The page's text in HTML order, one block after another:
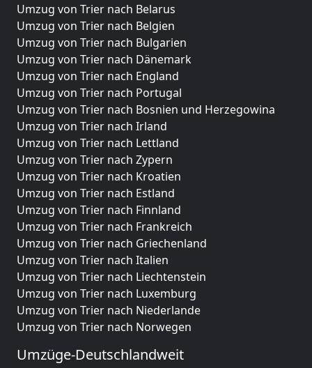
Umzug von Trier nach Belarus
Umzug von Trier nach Belgien
Umzug von Trier nach Bulgarien
Umzug von Trier nach Dänemark
Umzug von Trier nach England
Umzug von Trier nach Portugal
Umzug von Trier nach Bosnien und Herzegowina
Umzug von Trier nach Irland
Umzug von Trier nach Lettland
Umzug von Trier nach Zypern
Umzug von Trier nach Kroatien
Umzug von Trier nach Estland
Umzug von Trier nach Finnland
Umzug von Trier nach Frankreich
Umzug von Trier nach Griechenland
Umzug von Trier nach Italien
Umzug von Trier nach Liechtenstein
Umzug von Trier nach Luxemburg
Umzug von Trier nach Niederlande
Umzug von Trier nach Norwegen
Umzüge-Deutschlandweit